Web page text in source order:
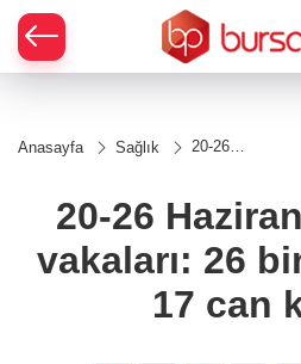
Anasayfa Sağlık
20-26
vakaları:
635
vaka, 17
can
kaybı
20-26
vakaları: 26
17 can